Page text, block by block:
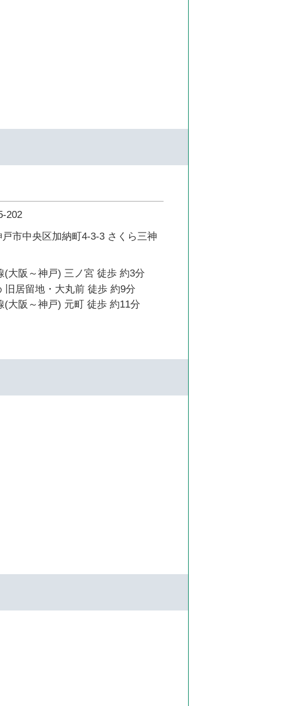
202
市中央区加納町4-3-3 さくら三神
(大阪～神戸) 三ノ宮 徒歩 約3分
旧居留地・大丸前 徒歩 約9分
(大阪～神戸) 元町 徒歩 約11分